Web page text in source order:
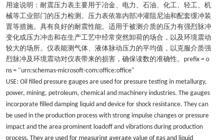
用途说明：耐震压力表主要用于冶金、电力、石油、化工、轻工、机
械等工业部门的压力检测。压力表依靠内部冲灌阻尼油和配套缓冲装
置等措施。具有良好的耐震性能。适用于被测介质的压力有强烈脉冲
变化或压力冲击和在生产工艺中经常突然卸荷的场合，以及环境震动
较大的场所。仪表能测气体、液体脉动压力的平均值，以克服介质强
烈脉冲及环境震动对仪表带来的损害，确保读数的准确性。 prefix = o
ns = "urn:schemas-microsoft-com:office:office"
USE: Oil filled pressure gauges are used for pressure testing in metallurgy,
power, mining, petroleum, chemical and machinery industries. The gauges
incorporate filled damping liquid and device for shock resistance. They can
be used in the production process with strong impulse changes or pressure
impact and the area prominent loadoff and vibrations during production
process. They are used for measuring average value of gas and liquid